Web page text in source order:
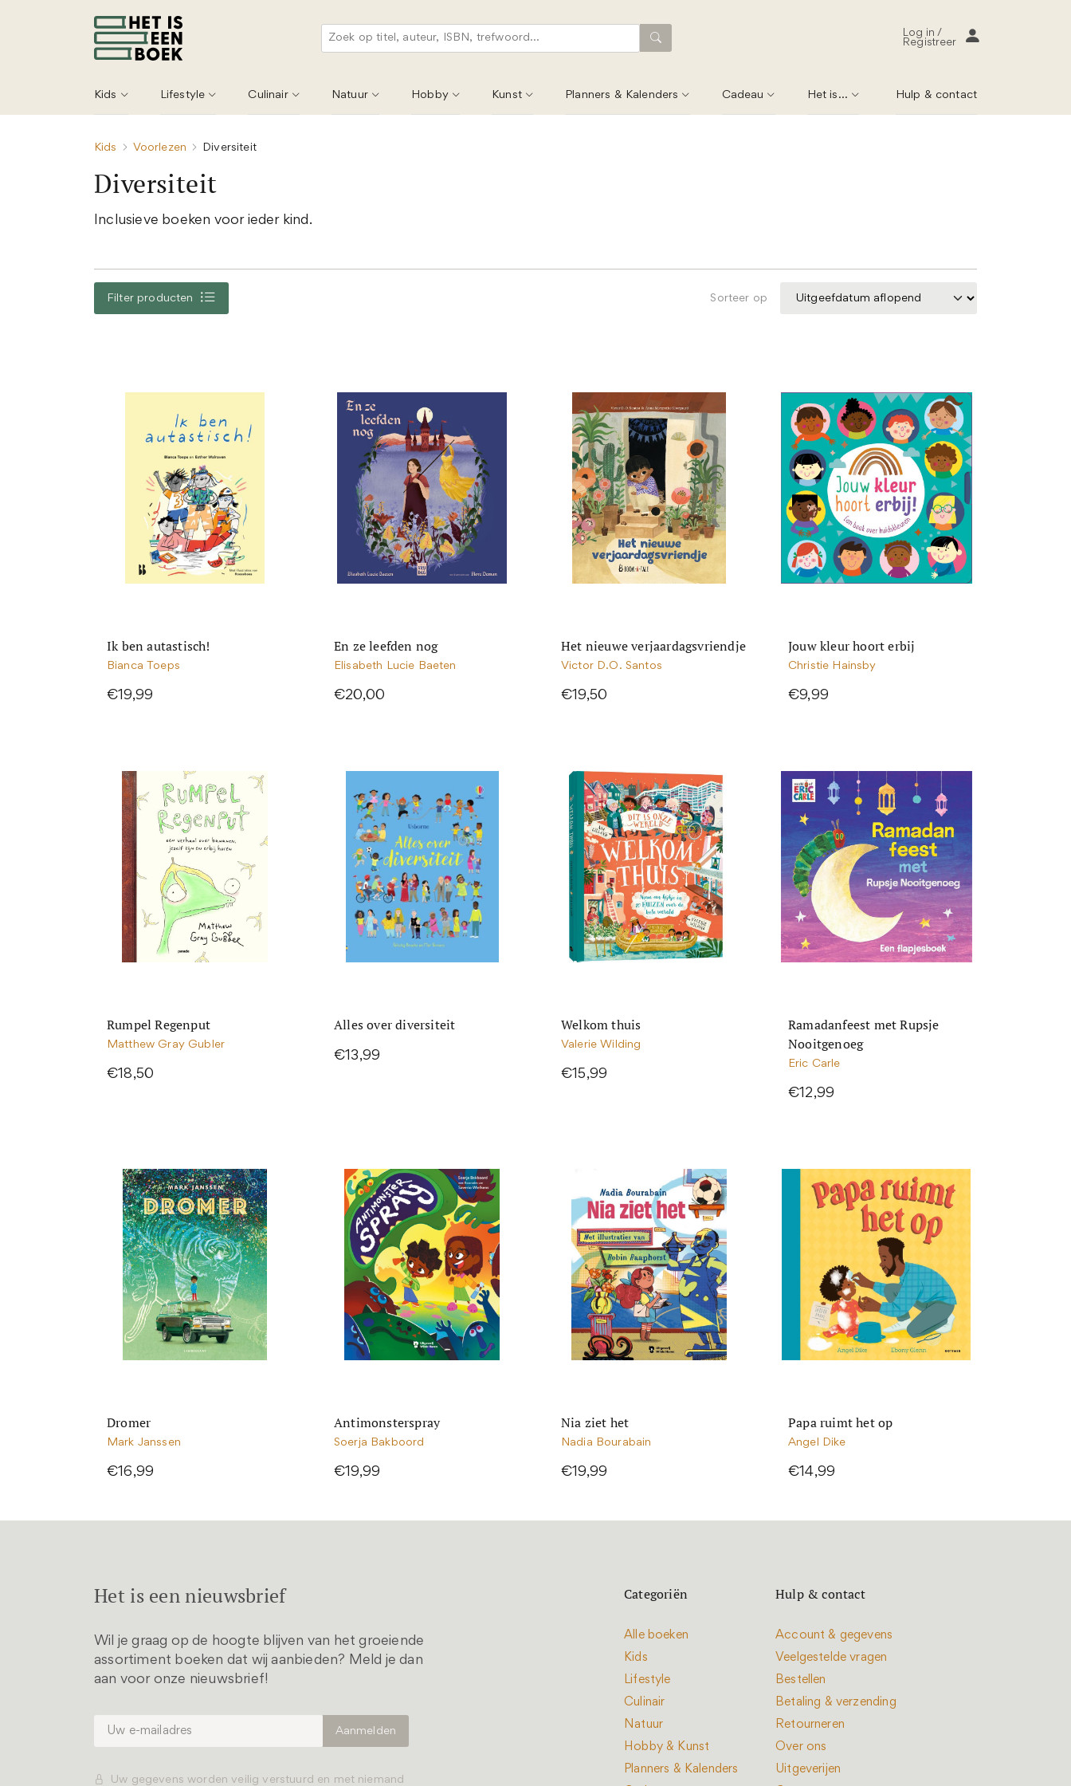
Log in /
Registreer
Kids Lifestyle Culinair Natuur Hobby Kunst Planners & Kalenders Cadeau Het is... Hulp & contact
Kids Voorlezen Diversiteit
Diversiteit
Inclusieve boeken voor ieder kind.
Filter producten Sorteer op
Ik ben autastisch!
Bianca Toeps
€19,99
En ze leefden nog
Elisabeth Lucie Baeten
€20,00
Het nieuwe verjaardagsvriendje
Victor D.O. Santos
€19,50
Jouw kleur hoort erbij
Christie Hainsby
€9,99
Rumpel Regenput
Matthew Gray Gubler
€18,50
Alles over diversiteit
€13,99
Welkom thuis
Valerie Wilding
€15,99
Ramadanfeest met Rupsje
Nooitgenoeg
Eric Carle
€12,99
Dromer
Mark Janssen
€16,99
Antimonsterspray
Soerja Bakboord
€19,99
Nia ziet het
Nadia Bourabain
€19,99
Papa ruimt het op
Angel Dike
€14,99
Het is een nieuwsbrief
Wil je graag op de hoogte blijven van het groeiende
assortiment boeken dat wij aanbieden? Meld je dan
aan voor onze nieuwsbrief!
Uw gegevens worden veilig verstuurd en met niemand
Categoriën
Alle boeken
Kids
Lifestyle
Culinair
Natuur
Hobby & Kunst
Planners & Kalenders
Hulp & contact
Account & gegevens
Veelgestelde vragen
Bestellen
Betaling & verzending
Retourneren
Over ons
Uitgeverijen